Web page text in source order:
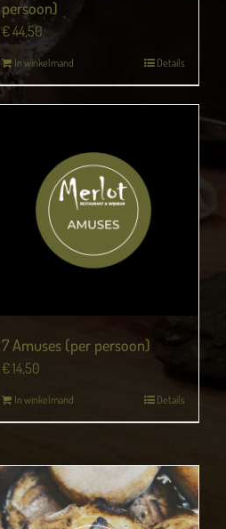
persoon)
€44,50
In winkelmand Details
7 Amuses (per persoon)
€14,50
In winkelmand Details